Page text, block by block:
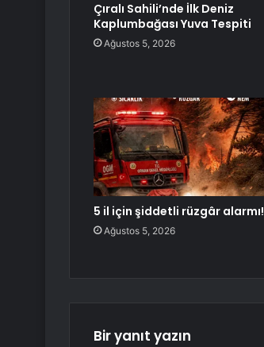
Çıralı Sahili’nde İlk Deniz
Kaplumbağası Yuva Tespiti
Ağustos 5, 2026
5 il için şiddetli rüzgâr alarmı!
Ağustos 5, 2026
Bir yanıt yazın